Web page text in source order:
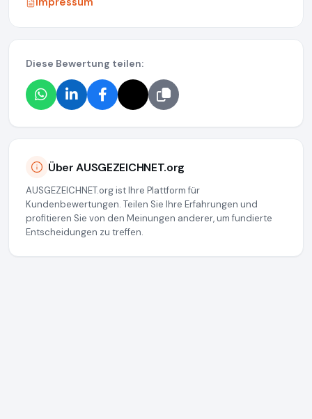
Diese Bewertung teilen:
Über AUSGEZEICHNET.org
AUSGEZEICHNET.org ist Ihre Plattform für
Kundenbewertungen. Teilen Sie Ihre Erfahrungen und
profitieren Sie von den Meinungen anderer, um fundierte
Entscheidungen zu treffen.